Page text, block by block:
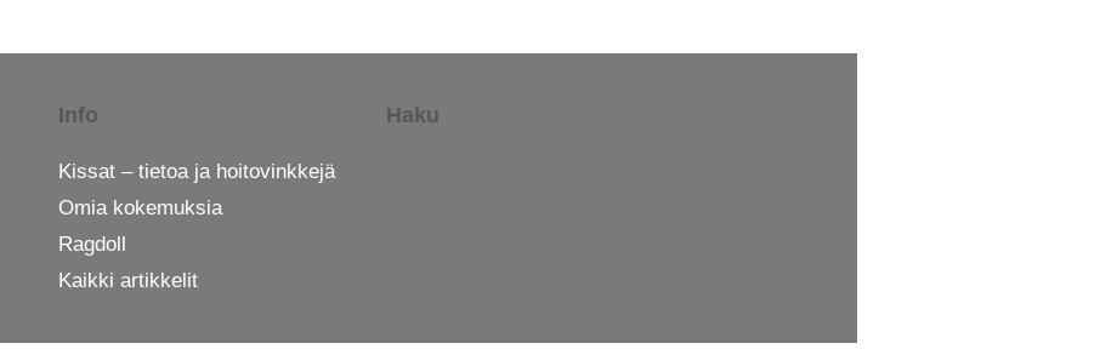
Info
Kissat – tietoa ja hoitovinkkejä
Omia kokemuksia
Ragdoll
Kaikki artikkelit
Haku